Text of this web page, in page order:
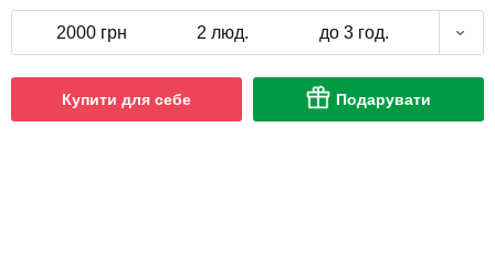
2000 грн 2 люд. до 3 год.
Купити для себе Подарувати